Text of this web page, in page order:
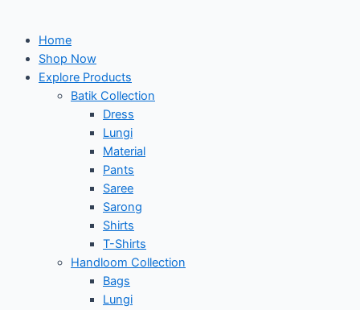
Home
Shop Now
Explore Products
Batik Collection
Dress
Lungi
Material
Pants
Saree
Sarong
Shirts
T-Shirts
Handloom Collection
Bags
Lungi